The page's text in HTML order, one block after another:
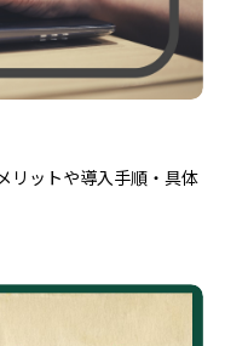
リットや導入手順・具体